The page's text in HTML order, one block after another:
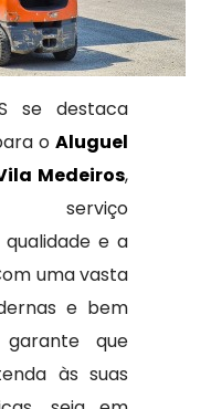
se destaca
oAluguel
Medeiros,
serviço
e a
uma vasta
e bem
garante que
às suas